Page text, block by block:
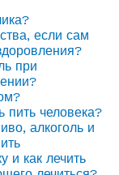
если сам
при
пить человека?
алкоголь и
и как лечить